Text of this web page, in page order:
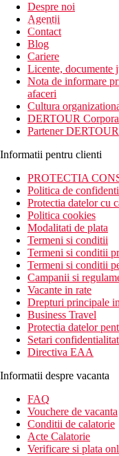
newsletter!
Despre noi
Agentii
Contact
Blog
Cariere
Licente, documente
Nota de informare
afaceri
Cultura
DERTOUR
Partener DERTOUR
Informatii pentru clienti
PROTECTIA
Politica de
Protectia datelor cu
Politica cookies
Modalitati de plata
Termeni si conditii
Termeni si conditii
Termeni si conditii
Campanii si
Vacante in rate
Drepturi principale
Business Travel
Protectia datelor
Setari
Directiva EAA
Informatii despre vacanta
FAQ
Vouchere de vacanta
Conditii de calatorie
Acte Calatorie
Verificare si plata